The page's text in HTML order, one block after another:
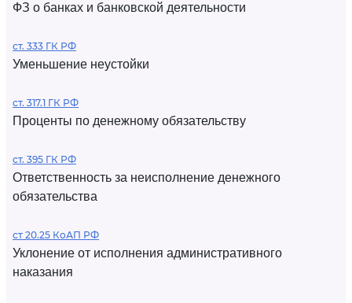
ФЗ о банках и банковской деятельности
ст. 333 ГК РФ
Уменьшение неустойки
ст. 317.1 ГК РФ
Проценты по денежному обязательству
ст. 395 ГК РФ
Ответственность за неисполнение денежного
обязательства
ст 20.25 КоАП РФ
Уклонение от исполнения административного
наказания